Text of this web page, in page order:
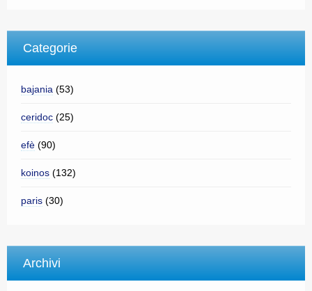
Categorie
bajania (53)
ceridoc (25)
efè (90)
koinos (132)
paris (30)
Archivi